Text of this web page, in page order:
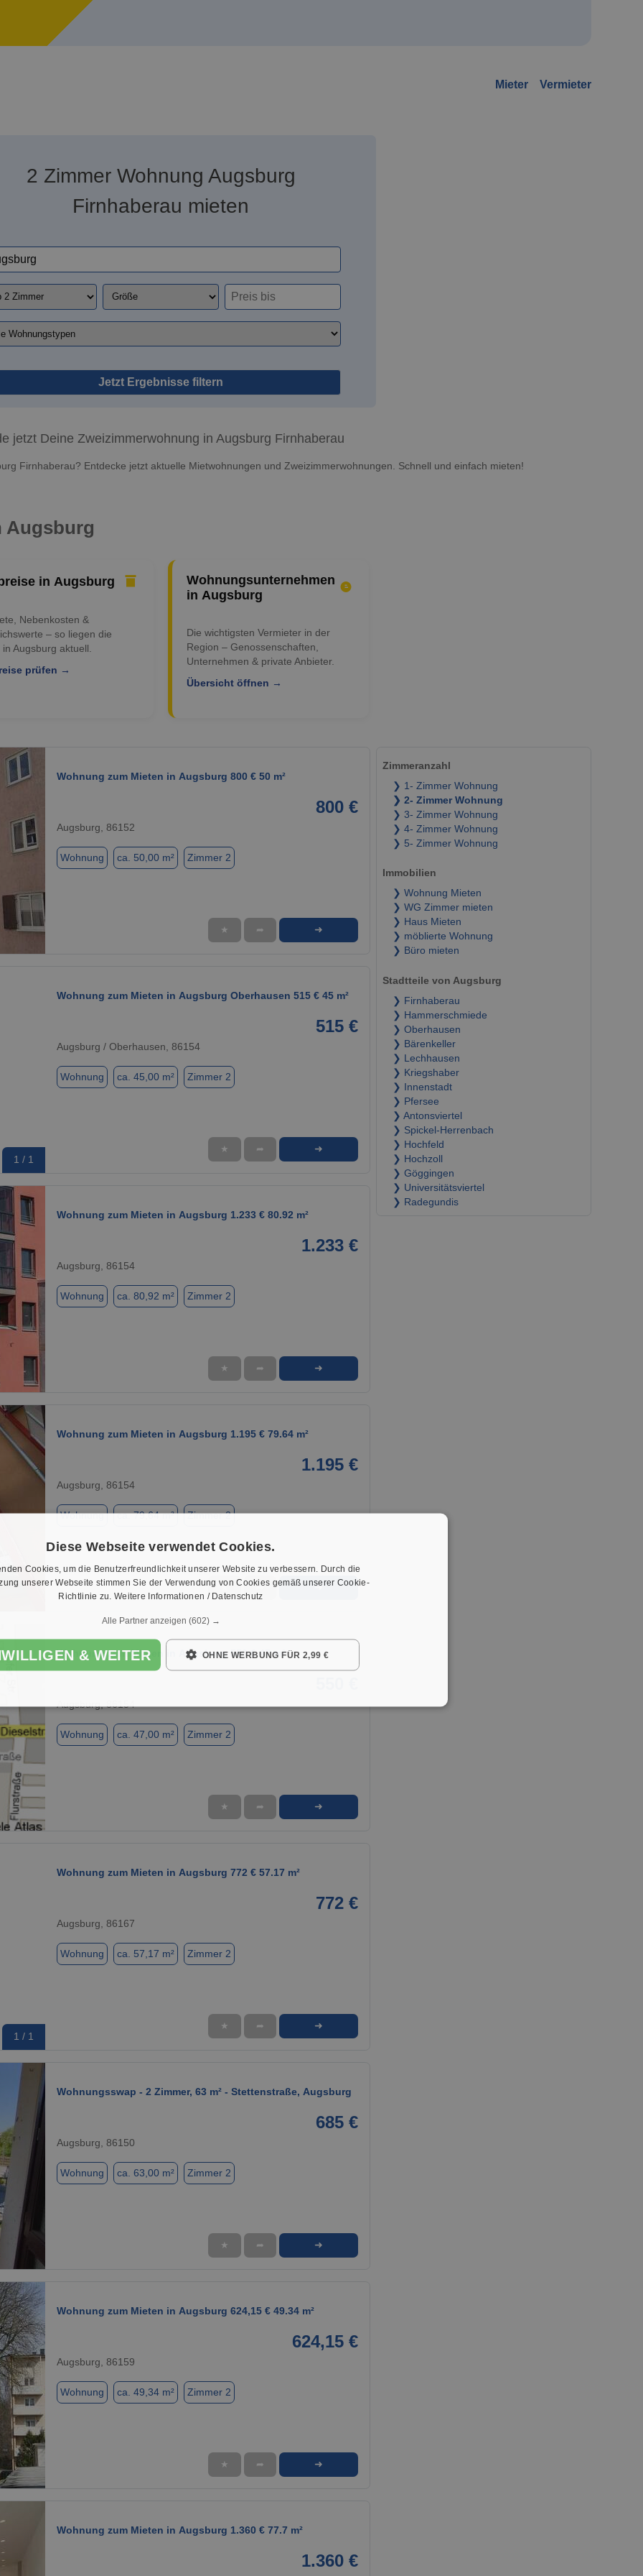
Mieter Vermieter
2 Zimmer Wohnung Augsburg
Firnhaberau mieten
Jetzt Ergebnisse filtern
jetzt Deine Zweizimmerwohnung in Augsburg Firnhaberau
Firnhaberau? Entdecke jetzt aktuelle Mietwohnungen und Zweizimmerwohnungen. Schnell und einfach mieten!
Augsburg
in Augsburg
Nebenkosten &
– so liegen die
Augsburg aktuell.
prüfen →
Wohnungsunternehmen
in Augsburg
Die wichtigsten Vermieter in der
Region – Genossenschaften,
Unternehmen & private Anbieter.
Übersicht öffnen →
Wohnung zum Mieten in Augsburg 800 € 50 m²
800 €
Augsburg, 86152
Wohnung ca. 50,00 m² Zimmer 2
★ ➦ ➜
1 / 1
Wohnung zum Mieten in Augsburg Oberhausen 515 € 45 m²
515 €
Augsburg / Oberhausen, 86154
Wohnung ca. 45,00 m² Zimmer 2
★ ➦ ➜
1 / 1
Wohnung zum Mieten in Augsburg 1.233 € 80.92 m²
1.233 €
Augsburg, 86154
Wohnung ca. 80,92 m² Zimmer 2
★ ➦ ➜
Wohnung zum Mieten in Augsburg 1.195 € 79.64 m²
1.195 €
Augsburg, 86154
Wohnung ca. 79,64 m² Zimmer 2
★ ➦ ➜
1 / 1
Wohnung zum Mieten in Augsburg 550 € 47 m²
Augsburg, 86154
Wohnung ca. 47,00 m² Zimmer 2
★ ➦ ➜
1 / 1
Wohnung zum Mieten in Augsburg 772 € 57.17 m²
772 €
Augsburg, 86167
Wohnung ca. 57,17 m² Zimmer 2
★ ➦ ➜
1 / 11
Wohnungsswap - 2 Zimmer, 63 m² - Stettenstraße, Augsburg
685 €
Augsburg, 86150
Wohnung ca. 63,00 m² Zimmer 2
★ ➦ ➜
1 / 1
Wohnung zum Mieten in Augsburg 624,15 € 49.34 m²
624,15 €
Augsburg, 86159
Wohnung ca. 49,34 m² Zimmer 2
★ ➦ ➜
Wohnung zum Mieten in Augsburg 1.360 € 77.7 m²
1.360 €
Zimmeranzahl
❯ 1- Zimmer Wohnung
❯ 2- Zimmer Wohnung
❯ 3- Zimmer Wohnung
❯ 4- Zimmer Wohnung
❯ 5- Zimmer Wohnung
Immobilien
❯ Wohnung Mieten
❯ WG Zimmer mieten
❯ Haus Mieten
❯ möblierte Wohnung
❯ Büro mieten
Stadtteile von Augsburg
❯ Firnhaberau
❯ Hammerschmiede
❯ Oberhausen
❯ Bärenkeller
❯ Lechhausen
❯ Kriegshaber
❯ Innenstadt
❯ Pfersee
❯ Antonsviertel
❯ Spickel-Herrenbach
❯ Hochfeld
❯ Hochzoll
❯ Göggingen
❯ Universitätsviertel
❯ Radegundis
Diese Webseite verwendet Cookies.
Cookies, um die Benutzerfreundlichkeit unserer Website zu verbessern. Durch die
unserer Webseite stimmen Sie der Verwendung von Cookies gemäß unserer Cookie-
Richtlinie zu. Weitere Informationen / Datenschutz
Alle Partner anzeigen (602) →
& WEITER OHNE WERBUNG FÜR 2,99 €